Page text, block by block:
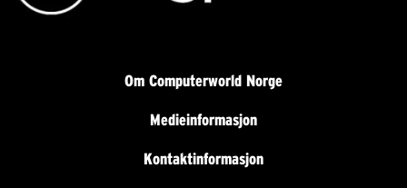
Om Computerworld Norge
Medieinformasjon
Kontaktinformasjon